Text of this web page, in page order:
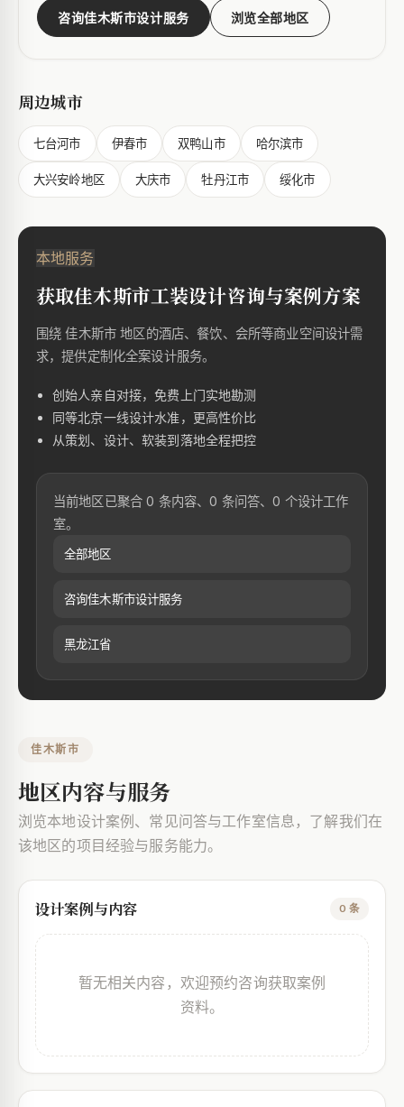
咨询佳木斯市设计服务 浏览全部地区
周边城市
七台河市 伊春市 双鸭山市 哈尔滨市
大兴安岭地区 大庆市 牡丹江市 绥化市
本地服务
获取佳木斯市工装设计咨询与案例方案
围绕 佳木斯市 地区的酒店、餐饮、会所等商业空间设计需
求，提供定制化全案设计服务。
创始人亲自对接，免费上门实地勘测
同等北京一线设计水准，更高性价比
从策划、设计、软装到落地全程把控
当前地区已聚合 0 条内容、0 条问答、0 个设计工作
室。
全部地区
咨询佳木斯市设计服务
黑龙江省
佳木斯市
地区内容与服务
浏览本地设计案例、常见问答与工作室信息，了解我们在
该地区的项目经验与服务能力。
设计案例与内容 0 条
暂无相关内容，欢迎预约咨询获取案例
资料。